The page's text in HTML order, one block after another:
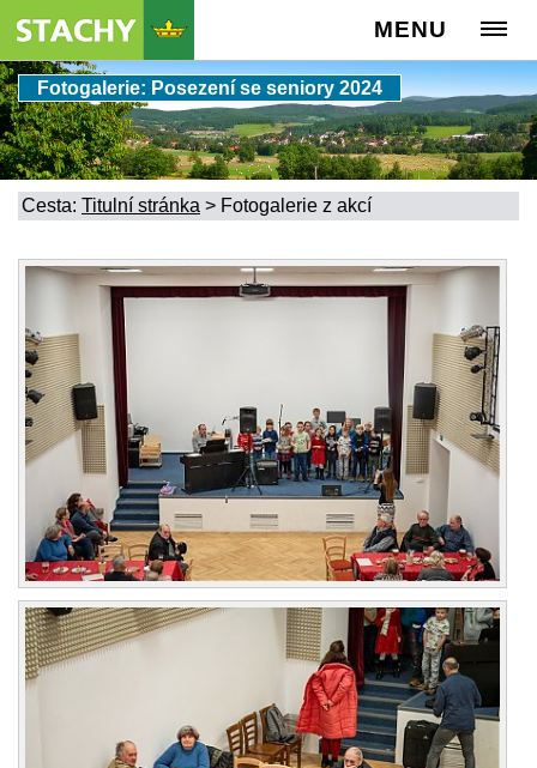
MENU
Fotogalerie: Posezení se seniory 2024
Cesta: Titulní stránka > Fotogalerie z akcí